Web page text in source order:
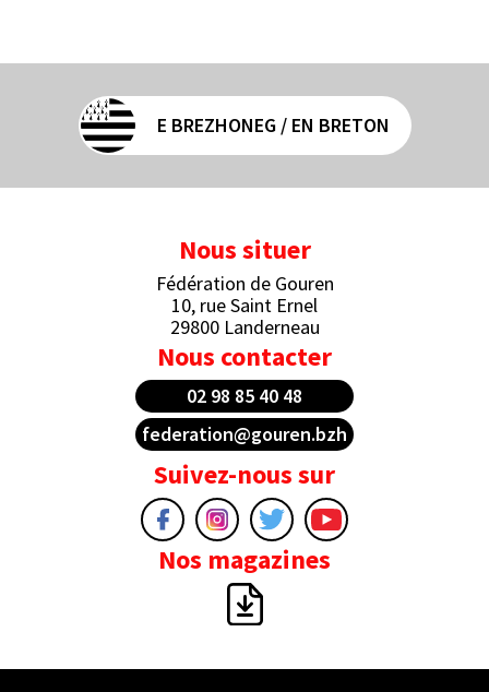
E BREZHONEG / EN BRETON
Nous situer
Fédération de Gouren
10, rue Saint Ernel
29800 Landerneau
Nous contacter
02 98 85 40 48
federation@gouren.bzh
Suivez-nous sur
Nos magazines